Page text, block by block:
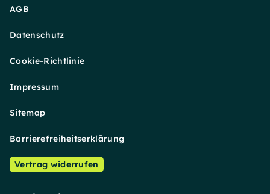
AGB
Datenschutz
Cookie-Richtlinie
Impressum
Sitemap
Barrierefreiheitserklärung
Vertrag widerrufen